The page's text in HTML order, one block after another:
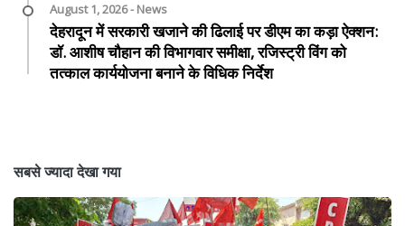
August 1, 2026 - News
देहरादून में सरकारी खजाने की ढिलाई पर डीएम का कड़ा ऐक्शन:
डॉ. आशीष चौहान की विभागवार समीक्षा, रजिस्ट्री विंग को
तत्काल कार्ययोजना बनाने के विधिक निर्देश
सबसे ज्यादा देखा गया